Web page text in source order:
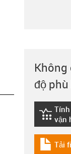
Không
độ
igus-vận
igus-Tải